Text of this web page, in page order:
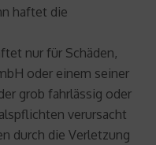
haftet die
nur für Schäden,
oder einem seiner
grob fahrlässig oder
verursacht
durch die Verletzung